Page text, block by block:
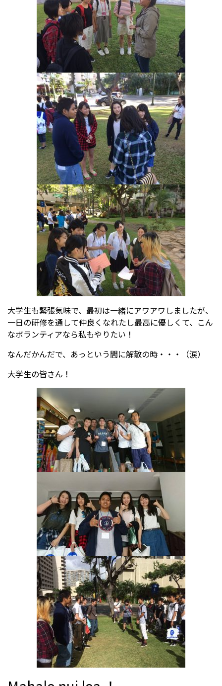
大学生も緊張気味で、最初は一緒にアワアワしましたが、
一日の研修を通して仲良くなれたし最高に優しくて、こん
なボランティアなら私もやりたい！
なんだかんだで、あっという間に解散の時・・・（涙）
大学生の皆さん！